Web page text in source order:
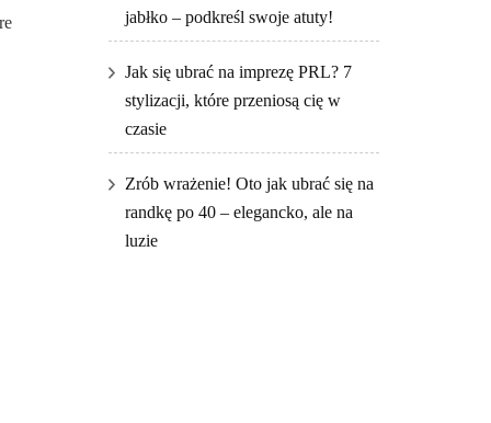
jabłko – podkreśl swoje atuty!
Jak się ubrać na imprezę PRL? 7
stylizacji, które przeniosą cię w
czasie
Zrób wrażenie! Oto jak ubrać się na
randkę po 40 – elegancko, ale na
luzie